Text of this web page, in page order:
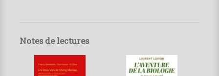
Notes de lectures